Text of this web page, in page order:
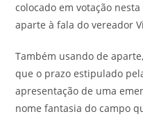
colocado em votação
aparte à fala do vereador
Também usando de
que o prazo estipulado
apresentação de uma
nome fantasia do campo